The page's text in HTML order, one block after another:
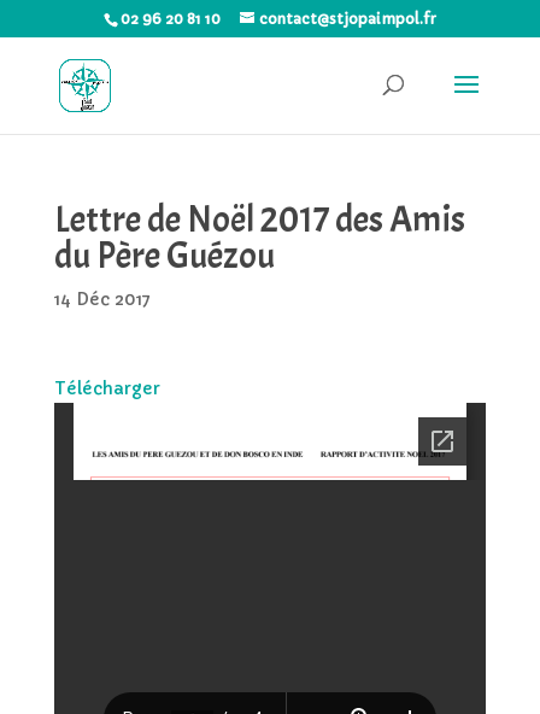
02 96 20 81 10 contact@stjopaimpol.fr
Lettre de Noël 2017 des Amis
du Père Guézou
14 Déc 2017
Télécharger